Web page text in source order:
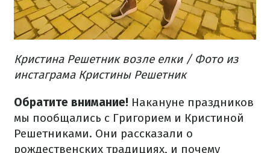
Кристина Решетник возле елки / Фото из
инстаграма Кристины Решетник
Обратите внимание! Накануне праздников
мы пообщались с Григорием и Кристиной
Решетниками. Они рассказали о
рождественских традициях, и почему